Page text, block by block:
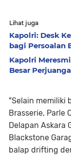
Lihat juga
Kapolri: Desk
bagi Persoalan
Kapolri
Besar
"Selain memiliki
Brasserie, Parle
Delapan Askara
Blackstone
balap drifting